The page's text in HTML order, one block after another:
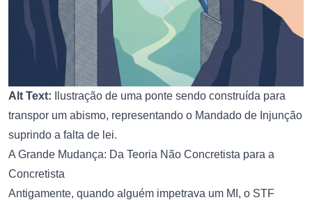
Alt Text: Ilustração de uma ponte sendo construída para
transpor um abismo, representando o Mandado de Injunção
suprindo a falta de lei.
A Grande Mudança: Da Teoria Não Concretista para a
Concretista
Antigamente, quando alguém impetrava um MI, o STF